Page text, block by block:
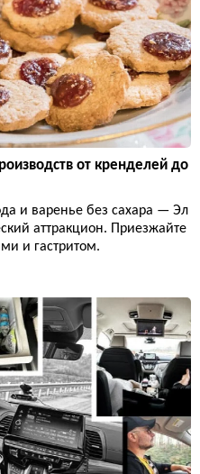
от кренделей до
и варенье без сахара — Эл
аттракцион. Приезжайте
и гастритом.